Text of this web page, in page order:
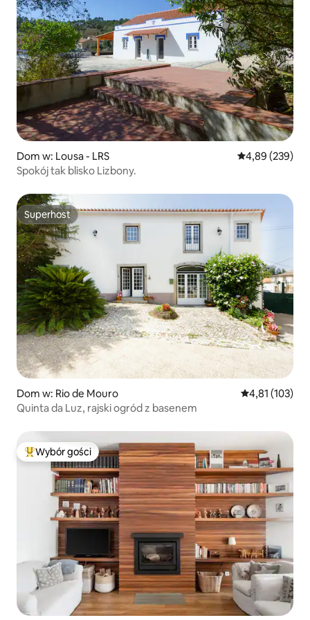
Dom w: Lousa - LRS Średnia
4,89 (239)
Spokój tak blisko Lizbony.
Superhost
Superhost
Dom w: Rio de Mouro Średnia
4,81 (103)
Quinta da Luz, rajski ogród z basenem
Najpopularniejsze z kategorii Wybór gości
Wybór gości